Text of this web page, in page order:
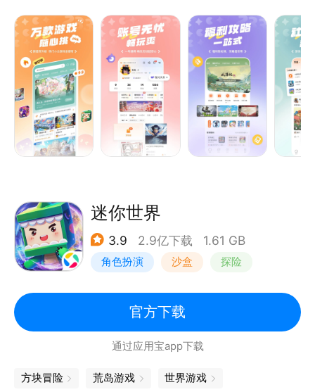
【精彩社区】
好玩又有趣的游戏社区，发现你喜欢的那一款。
【社区交友】
交流游戏中的有趣瞬间，寻找志同道合的游戏好友。
迷你世界
3.9 2.9亿下载 1.61 GB
角色扮演 沙盒 探险
官方下载
通过应用宝app下载
方块冒险 荒岛游戏 世界游戏